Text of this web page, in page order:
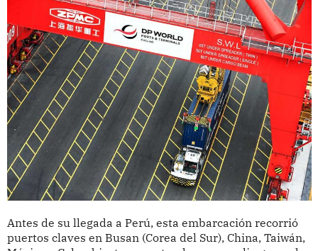
Antes de su llegada a Perú, esta embarcación recorrió
puertos claves en Busan (Corea del Sur), China, Taiwán,